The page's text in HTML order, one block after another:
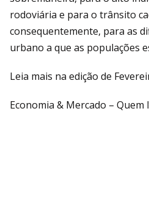
rodoviária e para o trânsito
consequentemente, para as
urbano a que as populações
Leia mais na edição de
Economia & Mercado – Quem